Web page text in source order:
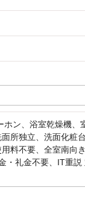
ン、浴室乾燥機、
所独立、洗面化粧
料不要、全室南向
・礼金不要、IT重説